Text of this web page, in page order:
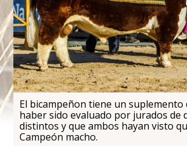
El bicampeñon tiene un
haber sido evaluado por jurados de
distintos y que ambos hayan visto
Campeón macho.